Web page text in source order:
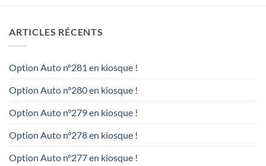
ARTICLES RÉCENTS
Option Auto n°281 en kiosque !
Option Auto n°280 en kiosque !
Option Auto n°279 en kiosque !
Option Auto n°278 en kiosque !
Option Auto n°277 en kiosque !